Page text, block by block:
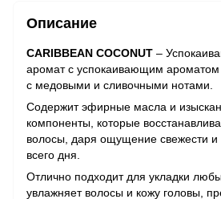
Описание
CARIBBEAN COCONUT –
аромат с успокаивающим
с медовыми и сливочными нотами.
Содержит эфирные масла и
компоненты, которые
волосы, даря ощущение свежести и
всего дня.
Отлично подходит для укладки
увлажняет волосы и кожу головы,